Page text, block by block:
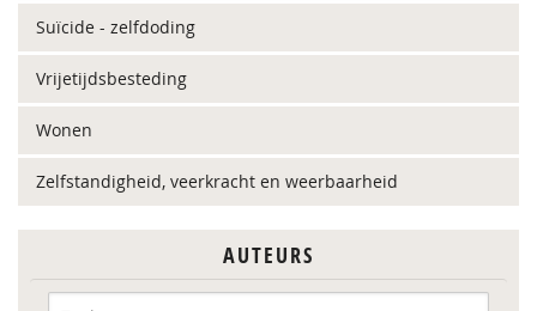
Suïcide - zelfdoding
Vrijetijdsbesteding
Wonen
Zelfstandigheid, veerkracht en weerbaarheid
AUTEURS